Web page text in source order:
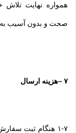
همواره نهایت تلاش
صحت و بدون آسیب
۷ –هزینه ارسال
۱-۷ هنگام ثبت